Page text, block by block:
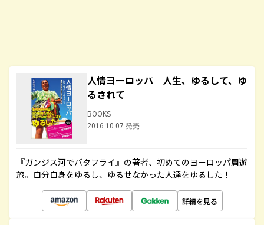
人情ヨーロッパ 人生、ゆるして、ゆ
るされて
BOOKS
2016.10.07 発売
『ガンジス河でバタフライ』の著者、初めてのヨーロッパ周遊
旅。自分自身をゆるし、ゆるせなかった人達をゆるした！
詳細を見る